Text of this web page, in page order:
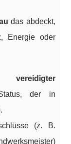
das abdeckt,
Energie oder
der in
(z. B.